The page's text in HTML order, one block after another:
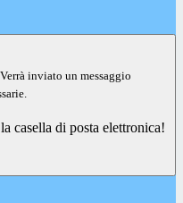
Verrà inviato un messaggio
casella di posta elettronica!